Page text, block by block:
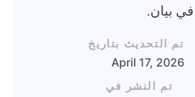
تم التحديث بتاريخ
April 17, 2026
تم النشر في